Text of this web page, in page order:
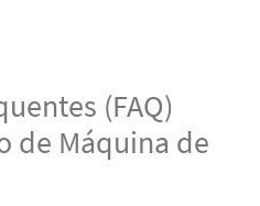
(FAQ)
de Máquina de